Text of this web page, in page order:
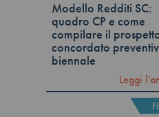
Modello Redditi SC:
quadro CP e come
compilare il
concordato
biennale
Leggi